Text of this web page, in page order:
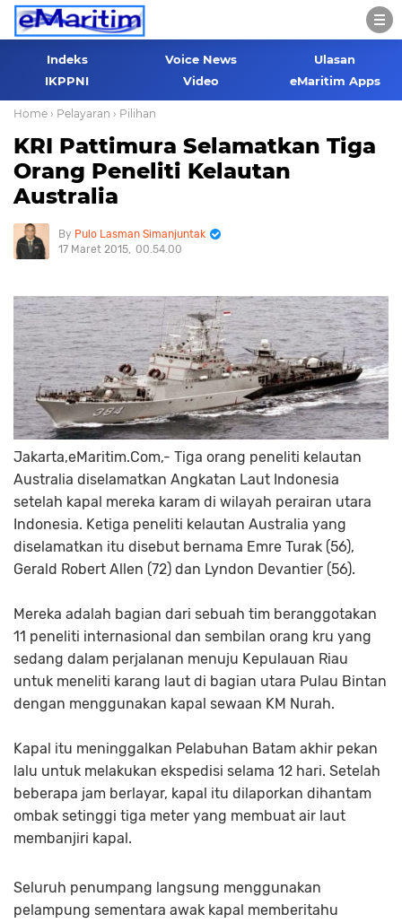
Indeks Voice News
Ulasan
IKPPNI
Video eMaritim Apps
Home › Pelayaran › Pilihan
KRI Pattimura Selamatkan Tiga
Orang Peneliti Kelautan
Australia
Pulo Lasman Simanjuntak
17 Maret 2015 00.54.00
Jakarta,eMaritim.Com,- Tiga orang peneliti kelautan
Australia diselamatkan Angkatan Laut Indonesia
setelah kapal mereka karam di wilayah perairan utara
Indonesia. Ketiga peneliti kelautan Australia yang
diselamatkan itu disebut bernama Emre Turak (56),
Gerald Robert Allen (72) dan Lyndon Devantier (56).
Mereka adalah bagian dari sebuah tim beranggotakan
11 peneliti internasional dan sembilan orang kru yang
sedang dalam perjalanan menuju Kepulauan Riau
untuk meneliti karang laut di bagian utara Pulau Bintan
dengan menggunakan kapal sewaan KM Nurah.
Kapal itu meninggalkan Pelabuhan Batam akhir pekan
lalu untuk melakukan ekspedisi selama 12 hari. Setelah
beberapa jam berlayar, kapal itu dilaporkan dihantam
ombak setinggi tiga meter yang membuat air laut
membanjiri kapal.
Seluruh penumpang langsung menggunakan
pelampung sementara awak kapal memberitahu